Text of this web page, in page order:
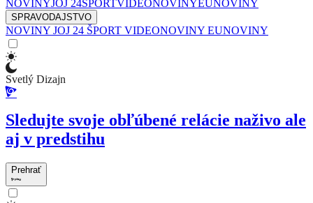
NOVINYJOJ 24ŠPORTVIDEONOVINYEUNOVINY
SPRAVODAJSTVO
NOVINY JOJ 24 ŠPORT VIDEONOVINY EUNOVINY
Svetlý Dizajn
Sledujte svoje obľúbené relácie naživo ale
aj v predstihu
Prehrať